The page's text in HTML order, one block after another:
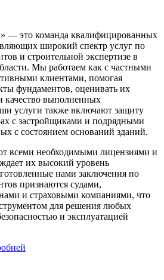
— это команда квалифицированных
широкий спектр услуг по
и строительной экспертизе в
Мы работаем как с частными
клиентами, помогая
фундаментов, оценивать их
качество выполненных
услуги также включают защиту
с застройщиками и подрядными
с состоянием оснований зданий.
всеми необходимыми лицензиями и
их высокий уровень
нами заключения по
признаются судами,
и страховыми компаниями, что
для решения любых
и эксплуатацией